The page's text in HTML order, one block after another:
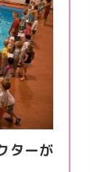
ターが